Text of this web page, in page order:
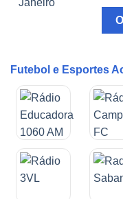
Futebol e Esportes